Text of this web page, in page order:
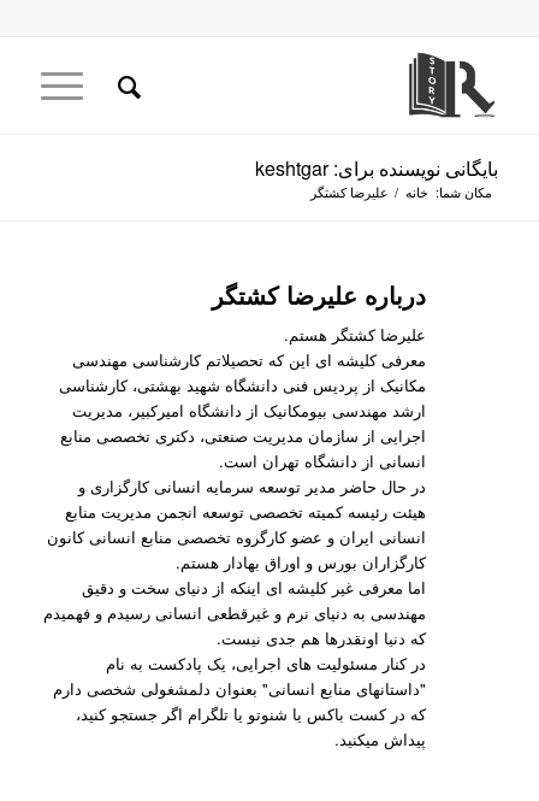
بایگانی نویسنده برای: keshtgar
مکان شما: خانه / علیرضا کشتگر
درباره علیرضا کشتگر
علیرضا کشتگر هستم.
معرفی کلیشه ای این که تحصیلاتم کارشناسی مهندسی
مکانیک از پردیس فنی دانشگاه شهید بهشتی، کارشناسی
ارشد مهندسی بیومکانیک از دانشگاه امیرکبیر، مدیریت
اجرایی از سازمان مدیریت صنعتی، دکتری تخصصی منابع
انسانی از دانشگاه تهران است.
در حال حاضر مدیر توسعه سرمایه انسانی کارگزاری و
هیئت رئیسه کمیته تخصصی توسعه انجمن مدیریت منابع
انسانی ایران و عضو کارگروه تخصصی منابع انسانی کانون
کارگزاران بورس و اوراق بهادار هستم.
اما معرفی غیر کلیشه ای اینکه از دنیای سخت و دقیق
مهندسی به دنیای نرم و غیرقطعی انسانی رسیدم و فهمیدم
که دنیا اونقدرها هم جدی نیست.
در کنار مسئولیت های اجرایی، یک پادکست به نام
"داستانهای منابع انسانی" بعنوان دلمشغولی شخصی دارم
که در کست باکس یا شنوتو یا تلگرام اگر جستجو کنید،
پیداش میکنید.